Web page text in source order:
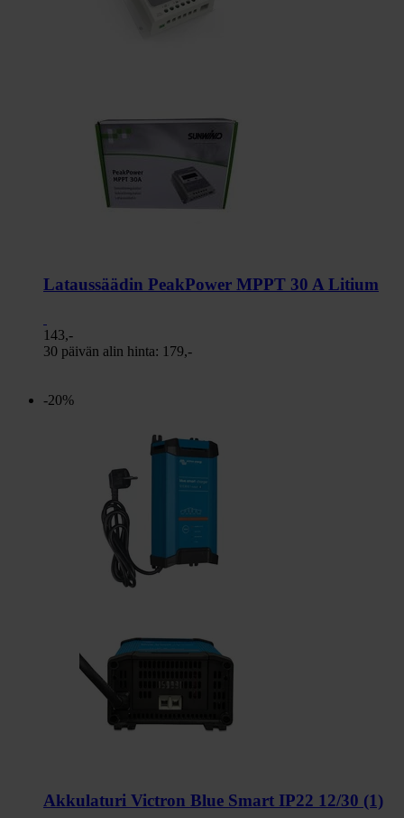
Lataussäädin PeakPower MPPT 30 A Litium
143,-
30 päivän alin hinta: 179,-
-20%
Akkulaturi Victron Blue Smart IP22 12/30 (1)